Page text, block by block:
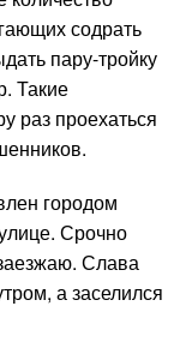
содрать
пару-тройку
Такие
раз проехаться
городом
Срочно
Слава
а заселился